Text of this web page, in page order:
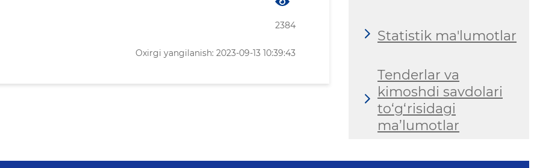
2384
Oxirgi yangilanish: 2023-09-13 10:39:43
Statistik ma'lumotlar
Tenderlar va
kimoshdi savdolari
to‘g‘risidagi
ma’lumotlar